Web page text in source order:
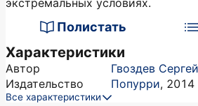
экстремальных условиях.
Полистать
Характеристики
Автор
Гвоздев
Издательство
Попурри, 2014
Все характеристики